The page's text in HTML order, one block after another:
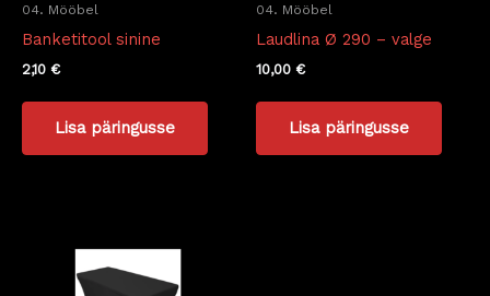
04. Mööbel
Banketitool sinine
2,10 €
Lisa päringusse
04. Mööbel
Laudlina Ø 290 – valge
10,00 €
Lisa päringusse